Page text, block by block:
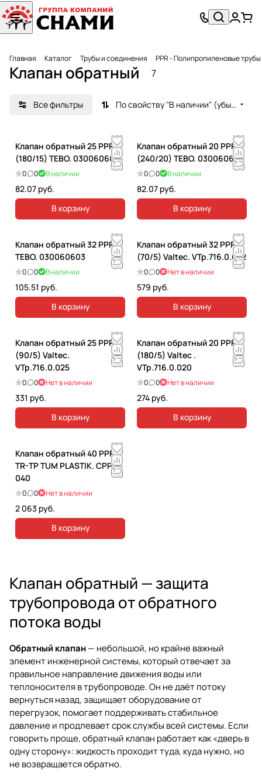
Главная Каталог Трубы и соединения PPR - Полипропиленовые
Клапан обратный 7
Все фильтры По свойству "В наличии" (убывание)
Клапан обратный 25 PPRC
(180/15) TEBO. 030060602
0 0 В наличии
82.07 руб.
В корзину
Клапан обратный 20 PPRC
(240/20) TEBO. 030060601
0 0 В наличии
82.07 руб.
В корзину
Клапан обратный 32 PPRC
TEBO. 030060603
0 0 В наличии
105.51 руб.
В корзину
Клапан обратный 32 PPR
(70/5) Valtec. VTp.716.0.032
0 0 Нет в наличии
579 руб.
В корзину
Клапан обратный 25 PPR
(90/5) Valtec.
VTp.716.0.025
0 0 Нет в наличии
331 руб.
В корзину
Клапан обратный 20 PPR
(180/5) Valtec .
VTp.716.0.020
0 0 Нет в наличии
274 руб.
В корзину
Клапан обратный 40 PPRC
TR-TP TUM PLASTIK. CPPB-
040
0 0 Нет в наличии
2 063 руб.
В корзину
Клапан обратный — защита
трубопровода от обратного
потока воды
Обратный клапан— небольшой, но крайне важный
элемент инженерной системы, который отвечает за
правильное направление движения воды или
теплоносителя в трубопроводе. Он не даёт потоку
вернуться назад, защищает оборудование от
перегрузок, помогает поддерживать стабильное
давление и продлевает срок службы всей системы. Если
говорить проще, обратный клапан работает как «дверь в
одну сторону»: жидкость проходит туда, куда нужно, но
не возвращается обратно.